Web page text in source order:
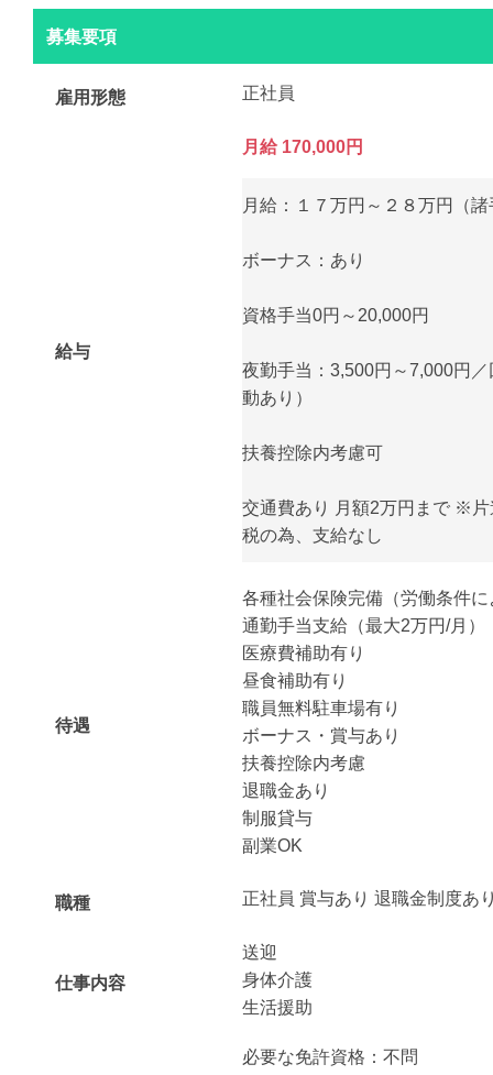
募集要項
雇用形態 正社員
給与
月給 170,000円
月給：１７万円～２８万円（
ボーナス：あり
資格手当0円～20,000円
夜勤手当：3,500円～7,000円
動あり）
扶養控除内考慮可
交通費あり 月額2万円まで ※
税の為、支給なし
待遇
各種社会保険完備（労働条件に
通勤手当支給（最大2万円/月）
医療費補助有り
昼食補助有り
職員無料駐車場有り
ボーナス・賞与あり
扶養控除内考慮
退職金あり
制服貸与
副業OK
職種 正社員 賞与あり 退職金制度あ
仕事内容
送迎
身体介護
生活援助
必要な免許資格：不問